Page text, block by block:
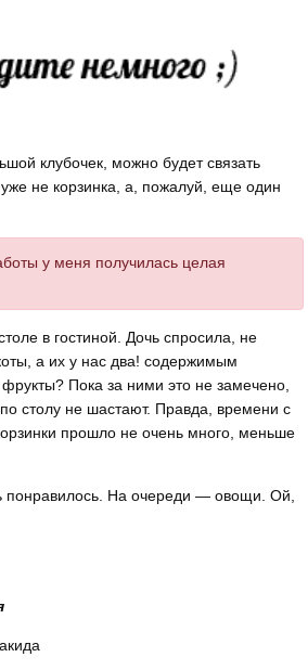
клубочек, можно будет связать
уже не корзинка, а, пожалуй, еще один
у меня получилась целая
в гостиной. Дочь спросила, не
а их у нас два! содержимым
фрукты? Пока за ними это не замечено,
столу не шастают. Правда, времени с
прошло не очень много, меньше
понравилось. На очереди — овощи. Ой,